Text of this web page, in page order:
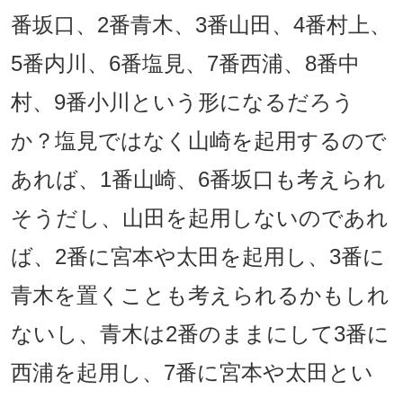
番坂口、2番青木、3番山田、4番村上、
5番内川、6番塩見、7番西浦、8番中
村、9番小川という形になるだろう
か？塩見ではなく山崎を起用するので
あれば、1番山崎、6番坂口も考えられ
そうだし、山田を起用しないのであれ
ば、2番に宮本や太田を起用し、3番に
青木を置くことも考えられるかもしれ
ないし、青木は2番のままにして3番に
西浦を起用し、7番に宮本や太田とい